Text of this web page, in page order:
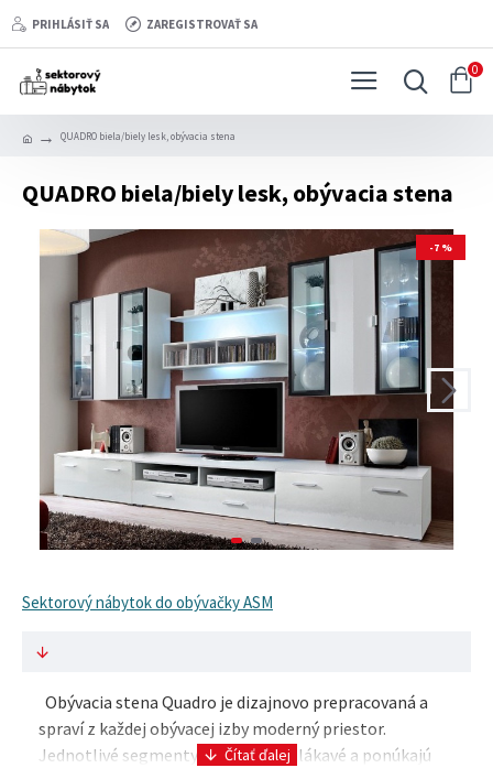
PRIHLÁSIŤ SA ZAREGISTROVAŤ SA
0
QUADRO biela/biely lesk, obývacia stena
QUADRO biela/biely lesk, obývacia stena
-7 %
Sektorový nábytok do obývačky ASM
Obývacia stena Quadro je dizajnovo prepracovaná a
spraví z každej obývacej izby moderný priestor.
Jednotlivé segmenty sú na pohľad lákavé a ponúkajú